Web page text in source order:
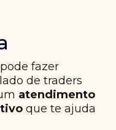
fazer
de traders
atendimento
que te ajuda